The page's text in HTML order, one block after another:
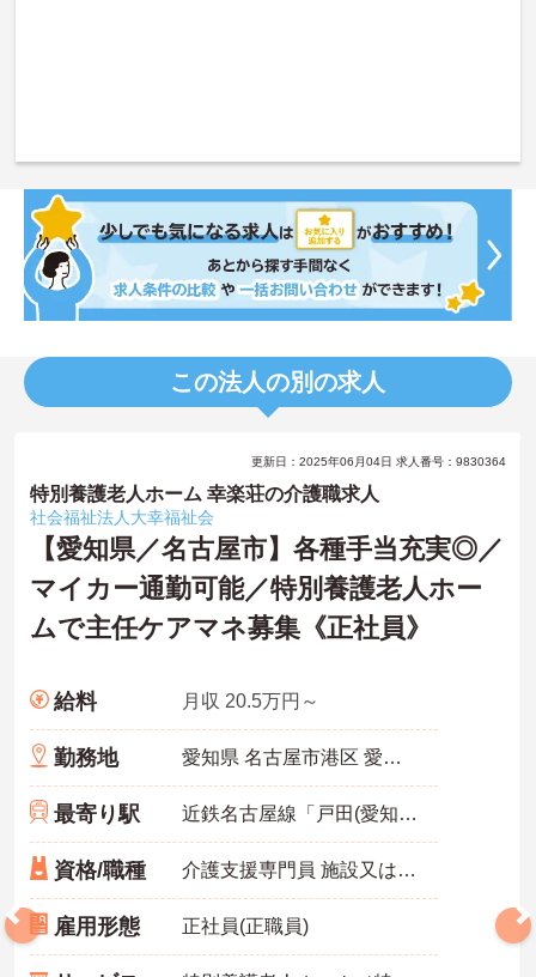
この法人の別の求人
更新日：2025年06月04日 求人番号：9830364
特別養護老人ホーム 幸楽荘の介護職求人
社会福祉法人大幸福祉会
【愛知県／名古屋市】各種手当充実◎／
マイカー通勤可能／特別養護老人ホー
ムで主任ケアマネ募集《正社員》
給料 月収 20.5万円～
勤務地 愛知県 名古屋市港区 愛知県名古屋市港区小川1-17
最寄り駅 近鉄名古屋線「戸田(愛知)駅」バス・車9分
資格/職種 介護支援専門員 施設又は居宅ケアマネ経験者
雇用形態 正社員(正職員)